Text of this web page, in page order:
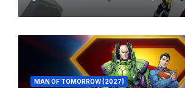
MAN OF TOMORROW (2027)